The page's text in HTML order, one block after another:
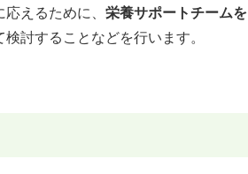
えるために、 栄養サポートチームを
討することなどを行います。